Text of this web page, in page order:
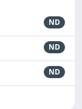
ND
ND
ND